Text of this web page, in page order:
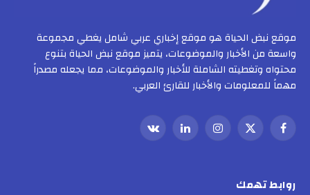
موقع نبض الحياة هو موقع إخباري عربي شامل يغطي مجموعة
واسعة من الأخبار والموضوعات، يتميز موقع نبض الحياة بتنوع
محتواه وتغطيته الشاملة للأخبار والموضوعات، مما يجعله مصدراً
مهماً للمعلومات والأخبار للقارئ العربي.
فيسبوك
X
الانستغراملينكدإنVKontakte
روابط تهمك